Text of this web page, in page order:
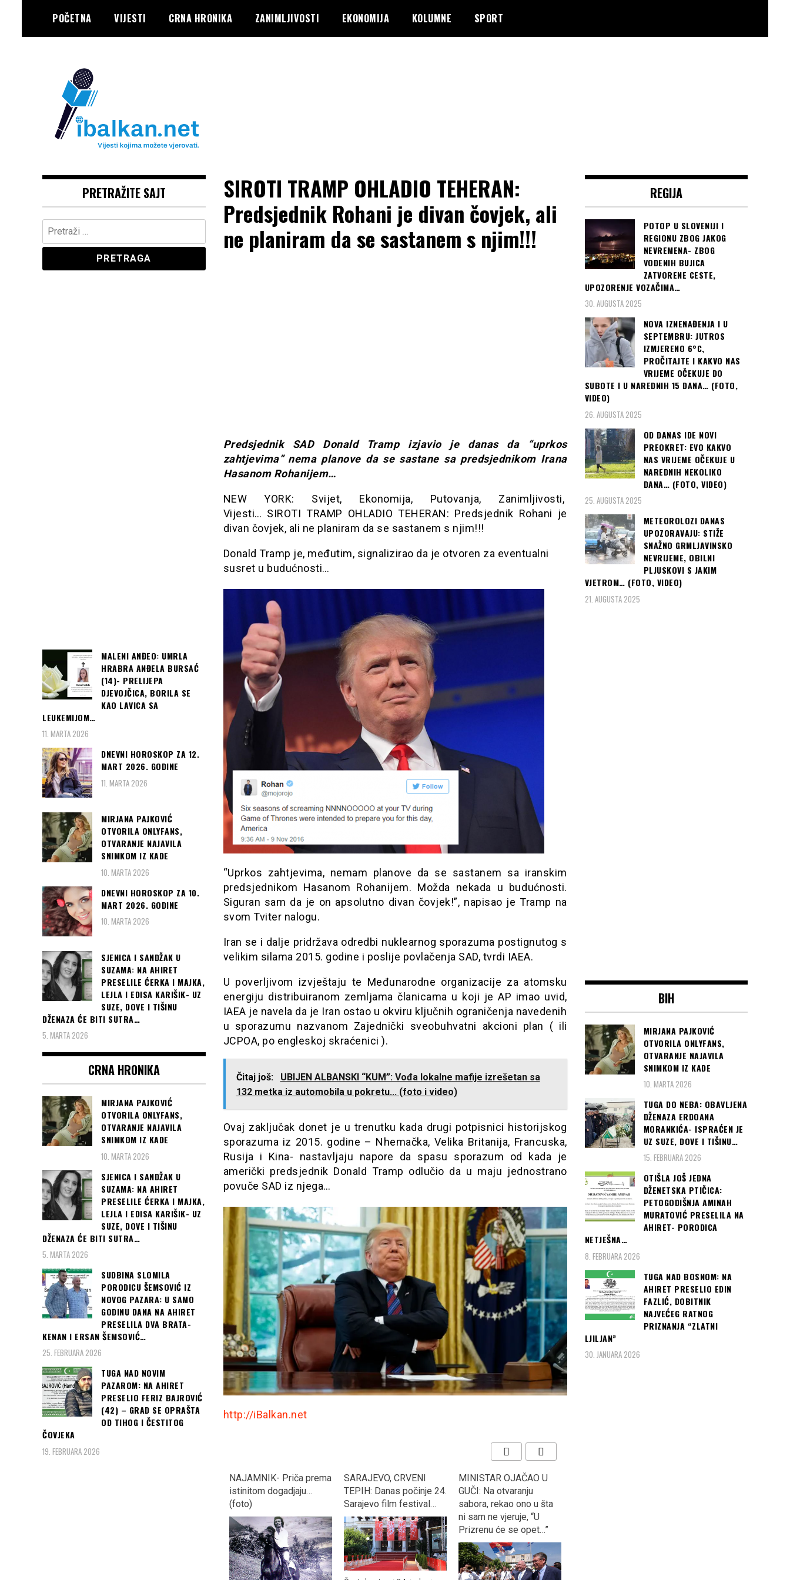
content
POČETNA VIJESTI CRNA HRONIKA ZANIMLJIVOSTI EKONOMIJA KOLUMNE SPORT
IBALKAN
SIROTI TRAMP OHLADIO TEHERAN:
Predsjednik Rohani je divan čovjek, ali
ne planiram da se sastanem s njim!!!
Predsjednik SAD Donald Tramp izjavio je danas da “uprkos
zahtjevima” nema planove da se sastane sa predsjednikom Irana
Hasanom Rohanijem…
NEW YORK: Svijet, Ekonomija, Putovanja, Zanimljivosti,
Vijesti… SIROTI TRAMP OHLADIO TEHERAN: Predsjednik Rohani je
divan čovjek, ali ne planiram da se sastanem s njim!!!
Donald Tramp je, međutim, signalizirao da je otvoren za eventualni
susret u budućnosti…
“Uprkos zahtjevima, nemam planove da se sastanem sa iranskim
predsjednikom Hasanom Rohanijem. Možda nekada u budućnosti.
Siguran sam da je on apsolutno divan čovjek!”, napisao je Tramp na
svom Tviter nalogu.
Iran se i dalje pridržava odredbi nuklearnog sporazuma postignutog s
velikim silama 2015. godine i poslije povlačenja SAD, tvrdi IAEA.
U poverljivom izvještaju te Međunarodne organizacije za atomsku
energiju distribuiranom zemljama članicama u koji je AP imao uvid,
IAEA je navela da je Iran ostao u okviru ključnih ograničenja navedenih
u sporazumu nazvanom Zajednički sveobuhvatni akcioni plan ( ili
JCPOA, po engleskoj skraćenici ).
Čitaj još:
UBIJEN ALBANSKI “KUM”: Vođa lokalne mafije izrešetan sa
132 metka iz automobila u pokretu... (foto i video)
Ovaj zaključak donet je u trenutku kada drugi potpisnici historijskog
sporazuma iz 2015. godine – Nhemačka, Velika Britanija, Francuska,
Rusija i Kina- nastavljaju napore da spasu sporazum od kada je
američki predsjednik Donald Tramp odlučio da u maju jednostrano
povuče SAD iz njega…
http://iBalkan.net
SARAJEVO, CRVENI
TEPIH: Danas počinje 24.
Sarajevo film festival…
MINISTAR OJAČAO U
GUČI: Na otvaranju
sabora, rekao ono u šta
ni sam ne vjeruje, “U
Prizrenu će se opet…”
“KOCKASTI” deklasirali
Argentinu s 3:0 i plasirali
se u osminu finala
Svjetskog prvenstva u
Rusiji
PRETRAŽITE SAJT
Pretraga:
MALENI ANĐEO: UMRLA
HRABRA ANĐELA BURSAĆ
(14)- PRELIJEPA
DJEVOJČICA, BORILA SE
KAO LAVICA SA
LEUKEMIJOM…
11. MARTA 2026
DNEVNI HOROSKOP ZA 12.
MART 2026. GODINE
11. MARTA 2026
MIRJANA PAJKOVIĆ
OTVORILA ONLYFANS,
OTVARANJE NAJAVILA
SNIMKOM IZ KADE
10. MARTA 2026
DNEVNI HOROSKOP ZA 10.
MART 2026. GODINE
10. MARTA 2026
SJENICA I SANDŽAK U
SUZAMA: NA AHIRET
PRESELILE ĆERKA I MAJKA,
LEJLA I EDISA KARIŠIK- UZ
SUZE, DOVE I TIŠINU
DŽENAZA ĆE BITI SUTRA…
5. MARTA 2026
CRNA HRONIKA
MIRJANA PAJKOVIĆ
OTVORILA ONLYFANS,
OTVARANJE NAJAVILA
SNIMKOM IZ KADE
10. MARTA 2026
SJENICA I SANDŽAK U
SUZAMA: NA AHIRET
PRESELILE ĆERKA I MAJKA,
LEJLA I EDISA KARIŠIK- UZ
SUZE, DOVE I TIŠINU
DŽENAZA ĆE BITI SUTRA…
5. MARTA 2026
SUDBINA SLOMILA
PORODICU ŠEMSOVIĆ IZ
NOVOG PAZARA: U SAMO
GODINU DANA NA AHIRET
PRESELILA DVA BRATA-
KENAN I ERSAN ŠEMSOVIĆ…
25. FEBRUARA 2026
TUGA NAD NOVIM
PAZAROM: NA AHIRET
PRESELIO FERIZ BAJROVIĆ
(42) – GRAD SE OPRAŠTA
OD TIHOG I ČESTITOG
ČOVJEKA
19. FEBRUARA 2026
REGIJA
POTOP U SLOVENIJI I
REGIONU ZBOG JAKOG
NEVREMENA- ZBOG
VODENIH BUJICA
ZATVORENE CESTE,
UPOZORENJE VOZAČIMA…
30. AUGUSTA 2025
NOVA IZNENAĐENJA I U
SEPTEMBRU: JUTROS
IZMJERENO 6°C,
PROČITAJTE I KAKVO NAS
VRIJEME OČEKUJE DO
SUBOTE I U NAREDNIH 15 DANA… (FOTO,
VIDEO)
26. AUGUSTA 2025
OD DANAS IDE NOVI
PREOKRET: EVO KAKVO
NAS VRIJEME OČEKUJE U
NAREDNIH NEKOLIKO
DANA… (FOTO, VIDEO)
25. AUGUSTA 2025
METEOROLOZI DANAS
UPOZORAVAJU: STIŽE
SNAŽNO GRMLJAVINSKO
NEVRIJEME, OBILNI
PLJUSKOVI S JAKIM
VJETROM… (FOTO, VIDEO)
21. AUGUSTA 2025
BIH
MIRJANA PAJKOVIĆ
OTVORILA ONLYFANS,
OTVARANJE NAJAVILA
SNIMKOM IZ KADE
10. MARTA 2026
TUGA DO NEBA: OBAVLJENA
DŽENAZA ERDOANA
MORANKIĆA- ISPRAĆEN JE
UZ SUZE, DOVE I TIŠINU…
15. FEBRUARA 2026
OTIŠLA JOŠ JEDNA
DŽENETSKA PTIČICA:
PETOGODIŠNJA AMINAH
MURATOVIĆ PRESELILA NA
AHIRET- PORODICA
NETJEŠNA…
8. FEBRUARA 2026
TUGA NAD BOSNOM: NA
AHIRET PRESELIO EDIN
FAZLIĆ, DOBITNIK
NAJVEĆEG RATNOG
PRIZNANJA “ZLATNI
LJILJAN”
30. JANUARA 2026